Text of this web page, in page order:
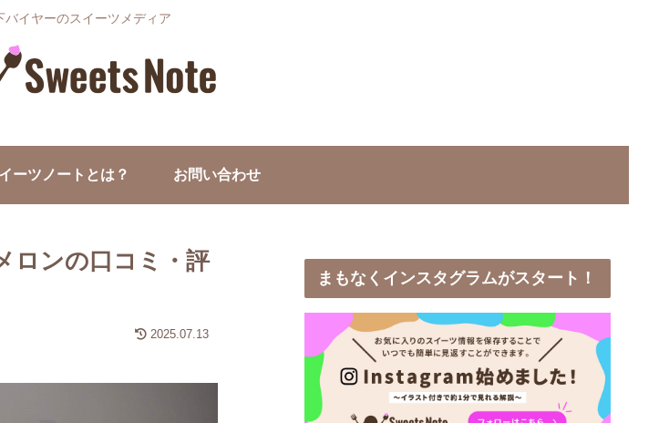
バイヤーのスイーツメディア
ーツノートとは？ お問い合わせ
ロンの口コミ・評
2025.07.13
まもなくインスタグラムがスタート！